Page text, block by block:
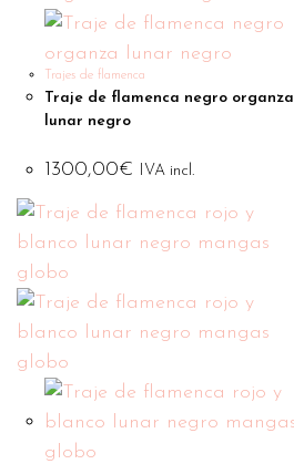
Trajes de flamenca
Traje de flamenca negro organza
lunar negro
1300,00€ IVA incl.